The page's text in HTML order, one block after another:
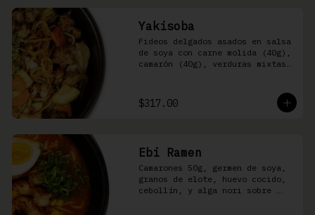
Yakisoba
Fideos delgados asados en salsa
de soya con carne molida (40g),
camarón (40g), verduras mixtas
$317.00
Ebi Ramen
Camarones 50g, germen de soya,
granos de elote, huevo cocido,
cebollín, y alga nori sobre